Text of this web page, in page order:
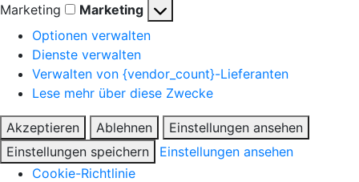
Marketing
Marketing
Optionen verwalten
Dienste verwalten
Verwalten von {vendor_count}-Lieferanten
Lese mehr über diese Zwecke
Akzeptieren Ablehnen
Einstellungen ansehen
Einstellungen speichern
Einstellungen ansehen
Cookie-Richtlinie